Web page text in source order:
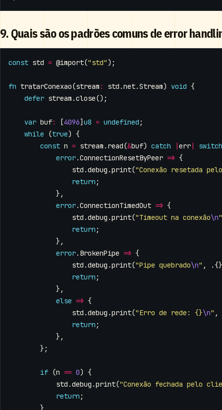
9. Quais são os padrões comuns de error
const std = @import("std");
fn tratarConexao(stream : std .net.Stream) void {
defer stream .close();
var buf: [4096] u8 = undefined ;
while
(true) {
const n = stream . read(&buf) catch |err|
switch
error.ConnectionResetByPeer => {
std .debug .print("Conexão resetada
return ;
},
error.ConnectionTimedOut => {
std .debug .print("Timeout na conexão\n"
return ;
},
error. BrokenPipe => {
std .debug .print("Pipe quebrado\n" ,
return ;
},
else => {
std .debug .print("Erro de rede: {}\n" ,
return ;
},
};
if (n == 0) {
std .debug .print("Conexão fechada pelo
return ;
}